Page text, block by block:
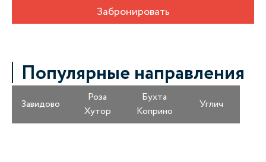
Забронировать
Популярные направления
Завидово
Роза
Хутор
Бухта
Коприно
Углич